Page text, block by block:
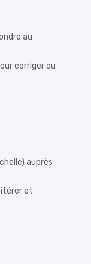
au
corriger ou
auprès
itérer et